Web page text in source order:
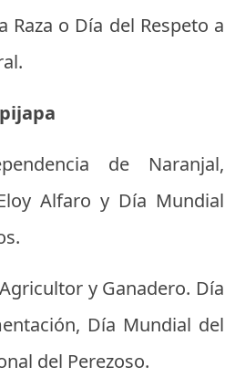
Raza o Día del Respeto a
de Naranjal,
Alfaro y Día Mundial
y Ganadero. Día
Día Mundial del
del Perezoso.